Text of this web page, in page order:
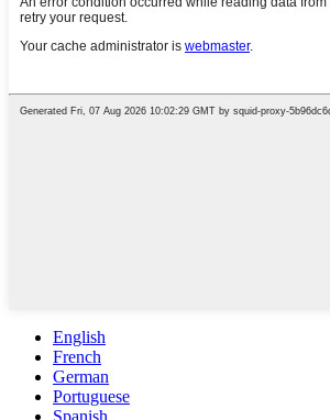
English
French
German
Portuguese
Spanish